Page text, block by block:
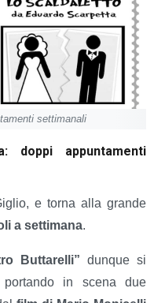
settimanali
doppi appuntamenti
e torna alla grande
a settimana.
Buttarelli” dunque si
in scena due